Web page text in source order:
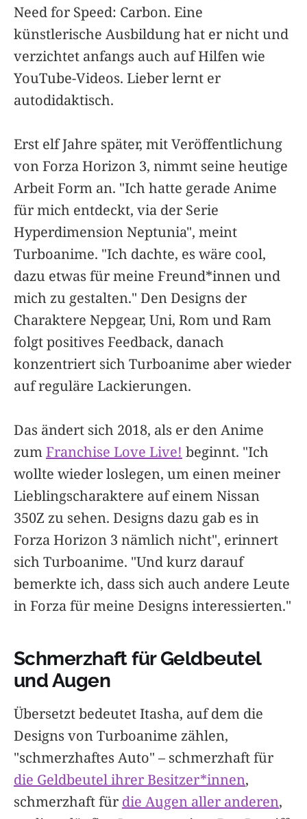
Need for Speed: Carbon. Eine
künstlerische Ausbildung hat er nicht und
verzichtet anfangs auch auf Hilfen wie
YouTube-Videos. Lieber lernt er
autodidaktisch.
Erst elf Jahre später, mit Veröffentlichung
von Forza Horizon 3, nimmt seine heutige
Arbeit Form an. "Ich hatte gerade Anime
für mich entdeckt, via der Serie
Hyperdimension Neptunia", meint
Turboanime. "Ich dachte, es wäre cool,
dazu etwas für meine Freund*innen und
mich zu gestalten." Den Designs der
Charaktere Nepgear, Uni, Rom und Ram
folgt positives Feedback, danach
konzentriert sich Turboanime aber wieder
auf reguläre Lackierungen.
Das ändert sich 2018, als er den Anime
zumFranchise Love Live! beginnt. "Ich
wollte wieder loslegen, um einen meiner
Lieblingscharaktere auf einem Nissan
350Z zu sehen. Designs dazu gab es in
Forza Horizon 3 nämlich nicht", erinnert
sich Turboanime. "Und kurz darauf
bemerkte ich, dass sich auch andere Leute
in Forza für meine Designs interessierten."
Schmerzhaft für Geldbeutel
und Augen
Übersetzt bedeutet Itasha, auf dem die
Designs von Turboanime zählen,
"schmerzhaftes Auto" – schmerzhaft für
die Geldbeutel ihrer Besitzer*innen,
schmerzhaft für die Augen aller anderen,